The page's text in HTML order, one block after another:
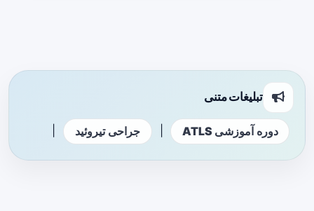
تبلیغات متنی
دوره آموزشی ATLS جراحی تیروئید